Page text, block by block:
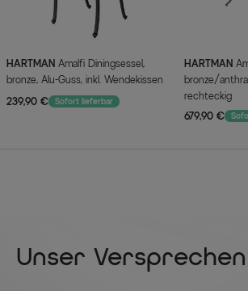
HARTMAN
bronze, Alu-Guss, inkl. Wendekissen
239,90 €
Sofort lieferbar
HARTMAN
bronze/
rechteckig
679,90 €
Unser Versprechen